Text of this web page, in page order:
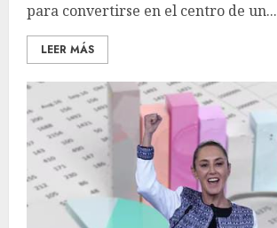
para convertirse en el centro de un...
LEER MÁS